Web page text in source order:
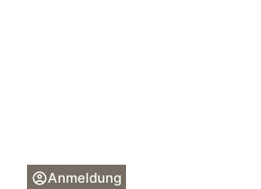
Anmeldung